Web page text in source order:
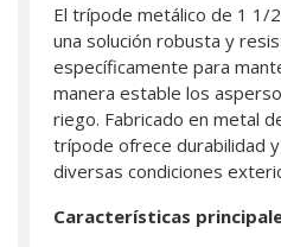
El trípode metálico de 1 1/
una solución robusta y
específicamente para
manera estable los
riego. Fabricado en metal
trípode ofrece durabilidad
diversas condiciones
Características